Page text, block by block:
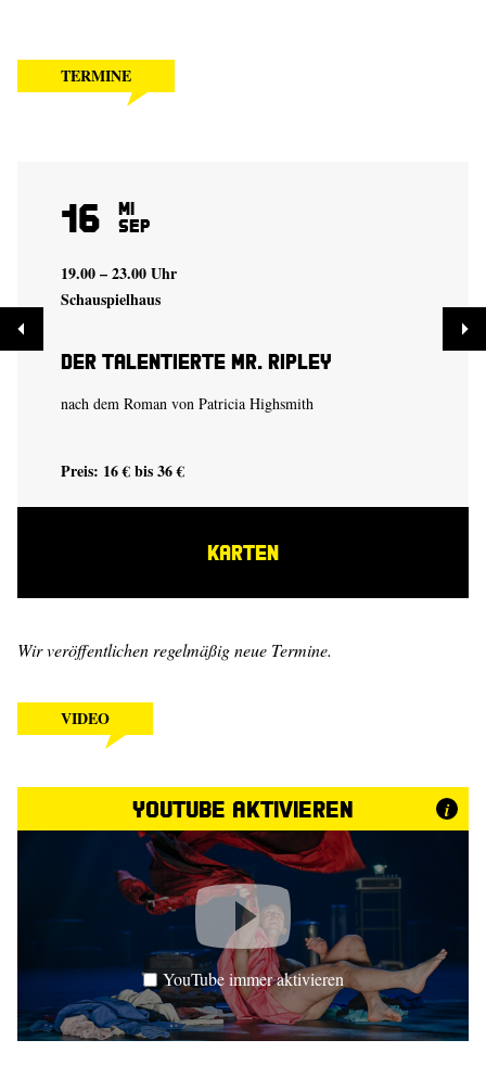
TERMINE
16 Mi
Sep
19.00 – 23.00 Uhr
Schauspielhaus
Der talentierte Mr. Ripley
nach dem Roman von Patricia Highsmith
Preis: 16 € bis 36 €
KARTEN
Wir veröffentlichen regelmäßig neue Termine.
VIDEO
YouTube aktivieren i
YouTube immer aktivieren